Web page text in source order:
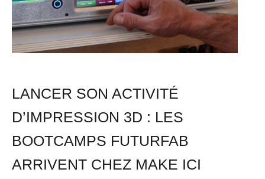
LANCER SON ACTIVITÉ
D’IMPRESSION 3D : LES
BOOTCAMPS FUTURFAB
ARRIVENT CHEZ MAKE ICI